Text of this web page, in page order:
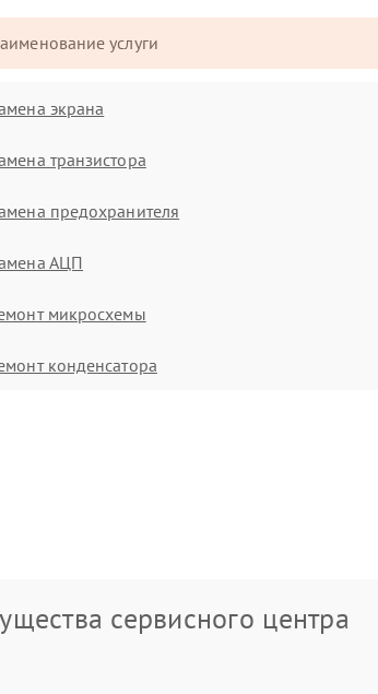
услуги
экрана
транзистора
предохранителя
АЦП
микросхемы
конденсатора
сервисного центра